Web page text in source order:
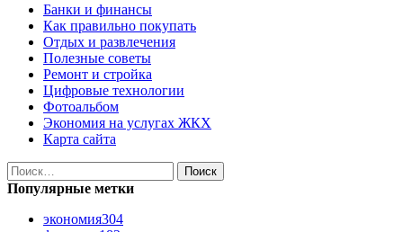
Основное
меню
Банки и финансы
Как правильно покупать
Отдых и развлечения
Полезные советы
Ремонт и стройка
Цифровые технологии
Фотоальбом
Экономия на услугах ЖКХ
Карта сайта
Найти:
Популярные метки
экономия304